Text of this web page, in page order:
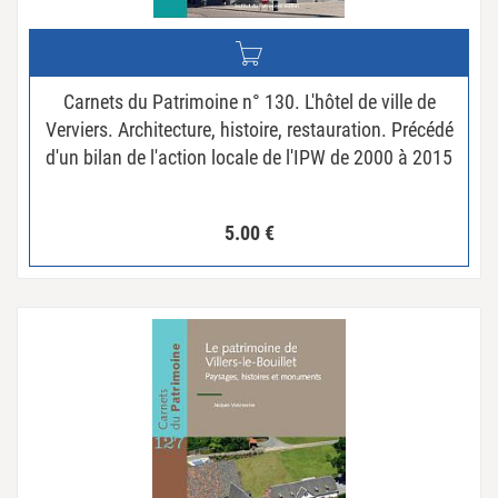
Carnets du Patrimoine n° 130. L'hôtel de ville de
Verviers. Architecture, histoire, restauration. Précédé
d'un bilan de l'action locale de l'IPW de 2000 à 2015
5.00€